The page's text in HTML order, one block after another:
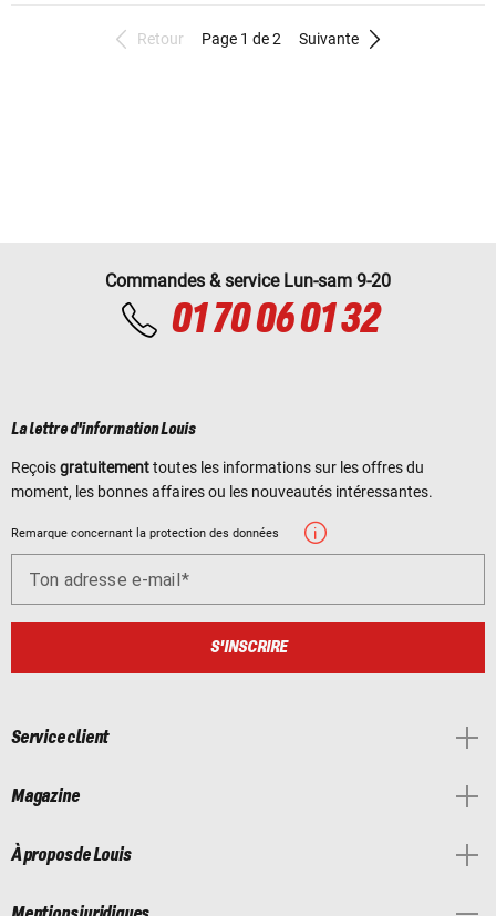
Retour Page 1 de 2 Suivante
Commandes & service Lun-sam 9-20
01 70 06 01 32
La lettre d'information Louis
Reçoisgratuitementtoutes les informations sur les offres du
moment, les bonnes affaires ou les nouveautés intéressantes.
Remarque concernant la protection des données
Ton adresse e-mail
S'INSCRIRE
Service client
Magazine
À propos de Louis